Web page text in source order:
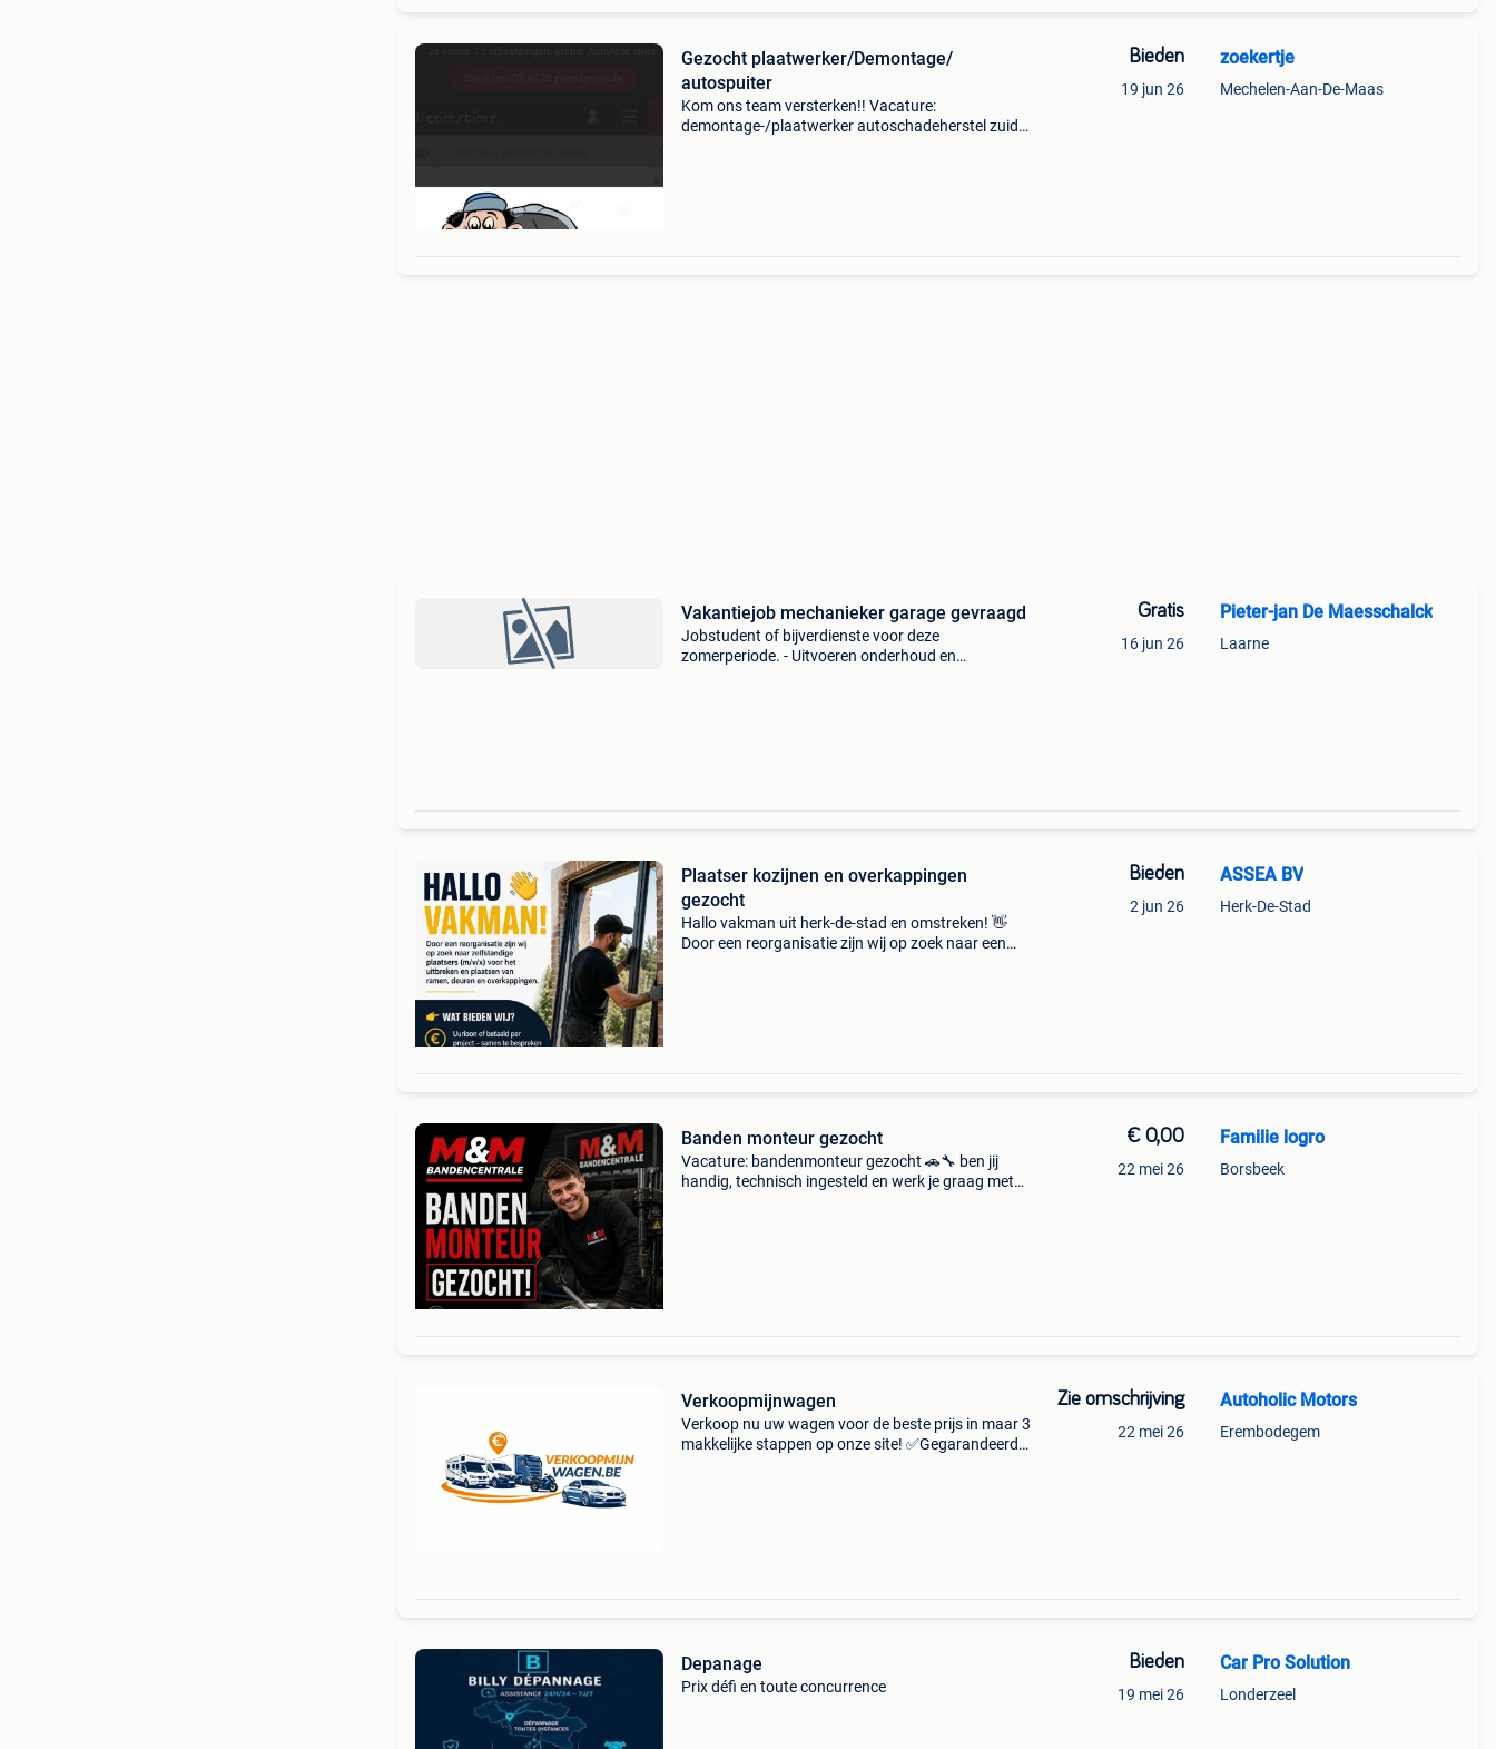
Gezocht plaatwerker/Demontage/
autospuiter
Kom ons team versterken!! Vacature:
demontage-/plaatwerker autoschadeherstel zuid
Bieden
19 jun 26
zoekertje
Mechelen-Aan-De-Maas
Vakantiejob mechanieker garage gevraagd
Jobstudent of bijverdienste voor deze
zomerperiode. - Uitvoeren onderhoud en
Gratis
16 jun 26
Pieter-jan De Maesschalck
Laarne
Plaatser kozijnen en overkappingen
gezocht
Hallo vakman uit herk-de-stad en omstreken! 👋
Door een reorganisatie zijn wij op zoek naar een
Bieden
2 jun 26
ASSEA BV
Herk-De-Stad
Banden monteur gezocht
Vacature: bandenmonteur gezocht 🚗🔧 ben jij
handig, technisch ingesteld en werk je graag met
€ 0,00
22 mei 26
Familie logro
Borsbeek
Verkoopmijnwagen
Verkoop nu uw wagen voor de beste prijs in maar 3
makkelijke stappen op onze site! ✅Gegarandeerd
Zie omschrijving
22 mei 26
Autoholic Motors
Erembodegem
Depanage
Prix défi en toute concurrence
Bieden
19 mei 26
Car Pro Solution
Londerzeel